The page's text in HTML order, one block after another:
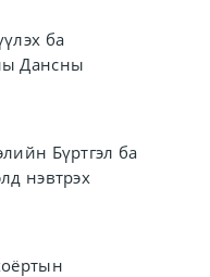
ба
Дансны
Бүртгэл ба
нэвтрэх